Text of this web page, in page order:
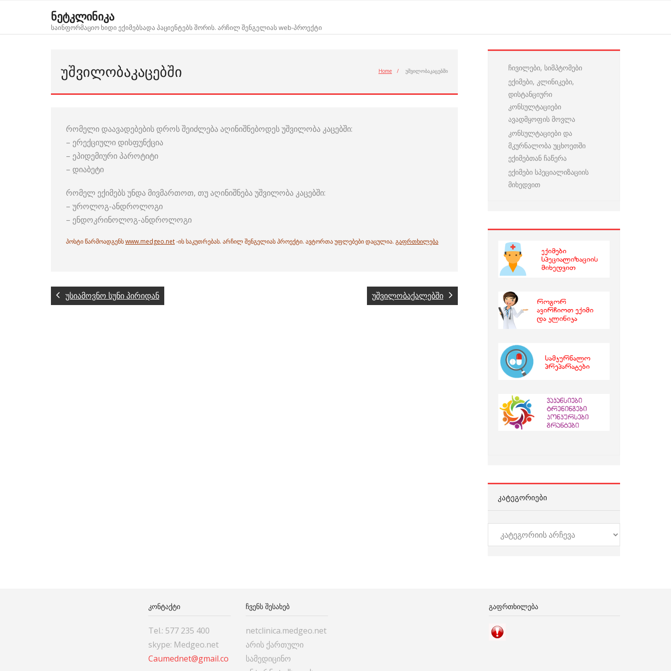
content
ნეტკლინიკა
საინფორმაციო ხიდი ექიმებსადა პაციენტებს შორის. არჩილ შენგელიას web-პროექტი
ᲣᲨᲕᲘᲚᲝᲑᲐᲙᲐᲪᲔᲑᲨᲘ Home / უშვილობაკაცებში
რომელი დაავადებების დროს შეიძლება აღინიშნებოდეს უშვილობა კაცებში:
– ერექციული დისფუნქცია
– ეპიდემიური პაროტიტი
– დიაბეტი
რომელ ექიმებს უნდა მივმართოთ, თუ აღინიშნება უშვილობა კაცებში:
– უროლოგ-ანდროლოგი
– ენდოკრინოლოგ-ანდროლოგი
პოსტი წარმოადგენსwww.medgeo.net-ის საკუთრებას. არჩილ შენგელიას პროექტი. ავტორთა უფლებები დაცულია. გაფრთხილება
უსიამოვნო სუნი პირიდან უშვილობაქალებში
ჩივილები, სიმპტომები
ექიმები, კლინიკები,
დისტანციური
კონსულტაციები
ავადმყოფის მოვლა
კონსულტაციები და
მკურნალობა უცხოეთში
ექიმებთან ჩაწერა
ექიმები სპეციალიზაციის
მიხედვით
ᲙᲐᲢᲔᲒᲝᲠᲘᲔᲑᲘ
კატეგორიები
ᲙᲝᲜᲢᲐᲥᲢᲘ
Tel.: 577 235 400
skype: Medgeo.net
Caumednet@gmail.co
ᲩᲕᲔᲜᲡ ᲨᲔᲡᲐᲮᲔᲑ
netclinica.medgeo.net
არის ქართული
სამედიცინო
ᲒᲐᲤᲠᲗᲮᲘᲚᲔᲑᲐ